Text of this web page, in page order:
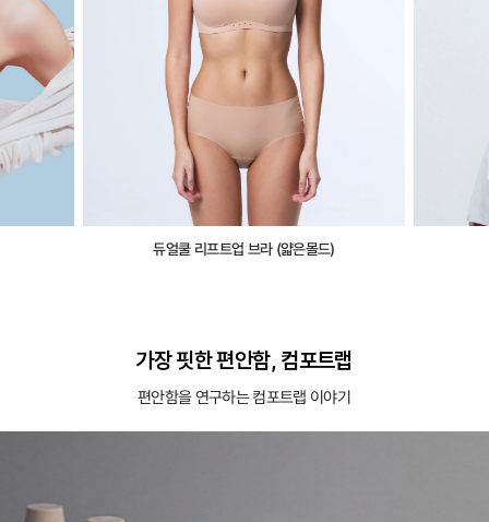
듀얼쿨 리프트업 브라 (얇은몰드)
가장 핏한 편안함, 컴포트랩
편안함을 연구하는 컴포트랩 이야기